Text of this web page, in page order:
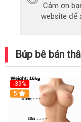
Cảm ơn
website để
Búp bê bán
-39%
5